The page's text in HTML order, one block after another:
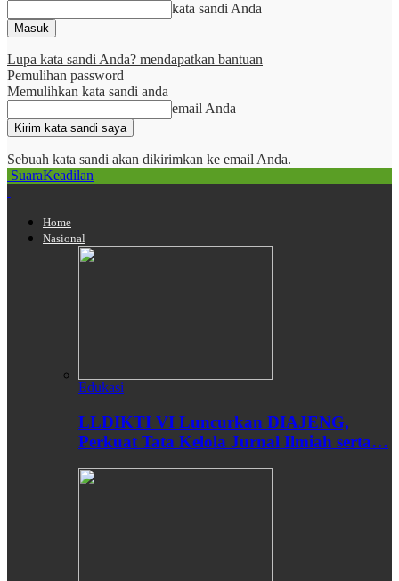
kata sandi Anda
Lupa kata sandi Anda? mendapatkan bantuan
Pemulihan password
Memulihkan kata sandi anda
email Anda
Sebuah kata sandi akan dikirimkan ke email Anda.
SuaraKeadilan
Home
Nasional
Edukasi
LLDIKTI VI Luncurkan DIAJENG,
Perkuat Tata Kelola Jurnal Ilmiah serta…